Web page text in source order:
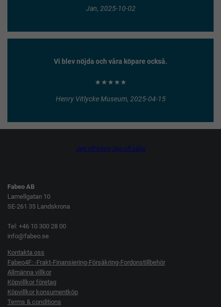
Jan, 2025-10-02
Vi blev nöjda och våra köpare också.
★★★★★
Henry Vitlycke Museum, 2025-04-15
Jag vill köpa Jag vill sälja
Fabeo AB
Lamellgatan 10
SE-261 35 Landskrona
Tel: +46 10 300 28 00
info@fabeo.se
Kontakta oss
Fabeo4F: -Frakt-Finansiering-Försäkring-Fordonstillbehör
Allmänna villkor
Köpvillkor företag
Köpvillkor konsumentköp
Terms & conditions